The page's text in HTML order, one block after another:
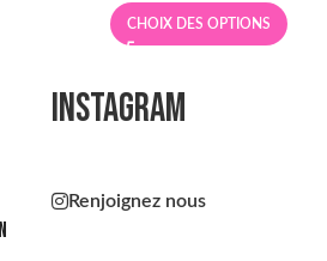
CHOIX DES OPTIONS
INSTAGRAM
Renjoignez nous